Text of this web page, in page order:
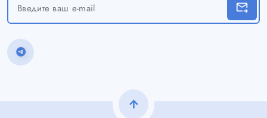
forward_to_inbox
arrow_upward